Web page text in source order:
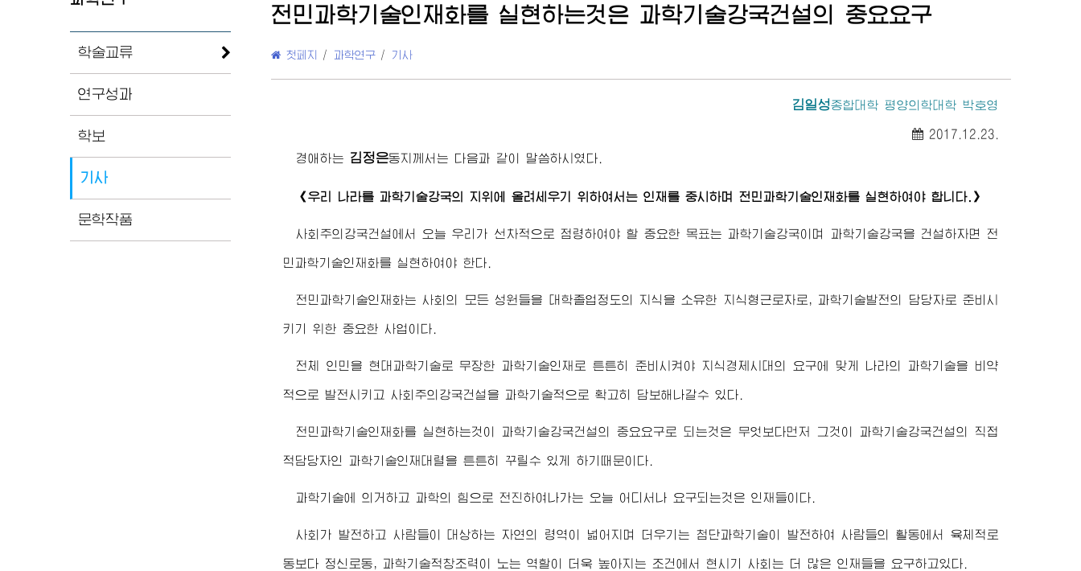
학술교류
연구성과
학보
기사
문학작품
전민과학기술인재화를 실현하는것은 과학기술강국건설의 중요요구
첫페지 / 과학연구 / 기사
김일성종합대학 평양의학대학 박호영
2017.12.23.
경애하는 김정은동지 께서는 다음과 같이 말씀하시였다.
《우리 나라를 과학기술강국의 지위에 올려세우기 위하여서는 인재를 중시하며 전민과학기술인재화를 실현하여야 합니다.》
사회주의강국건설에서 오늘 우리가 선차적으로 점령하여야 할 중요한 목표는 과학기술강국이며 과학기술강국을 건설하자면 전
민과학기술인재화를 실현하여야 한다.
전민과학기술인재화는 사회의 모든 성원들을 대학졸업정도의 지식을 소유한 지식형근로자로, 과학기술발전의 담당자로 준비시
키기 위한 중요한 사업이다.
전체 인민을 현대과학기술로 무장한 과학기술인재로 튼튼히 준비시켜야 지식경제시대의 요구에 맞게 나라의 과학기술을 비약
적으로 발전시키고 사회주의강국건설을 과학기술적으로 확고히 담보해나갈수 있다.
전민과학기술인재화를 실현하는것이 과학기술강국건설의 중요요구로 되는것은 무엇보다먼저 그것이 과학기술강국건설의 직접
적담당자인 과학기술인재대렬을 튼튼히 꾸릴수 있게 하기때문이다.
과학기술에 의거하고 과학의 힘으로 전진하여나가는 오늘 어디서나 요구되는것은 인재들이다.
사회가 발전하고 사람들이 대상하는 자연의 령역이 넓어지며 더우기는 첨단과학기술이 발전하여 사람들의 활동에서 육체적로
동보다 정신로동, 과학기술적창조력이 노는 역할이 더욱 높아지는 조건에서 현시기 사회는 더 많은 인재들을 요구하고있다.